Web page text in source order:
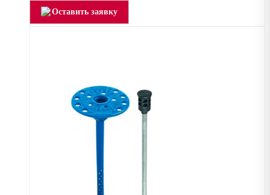
Оставить заявку